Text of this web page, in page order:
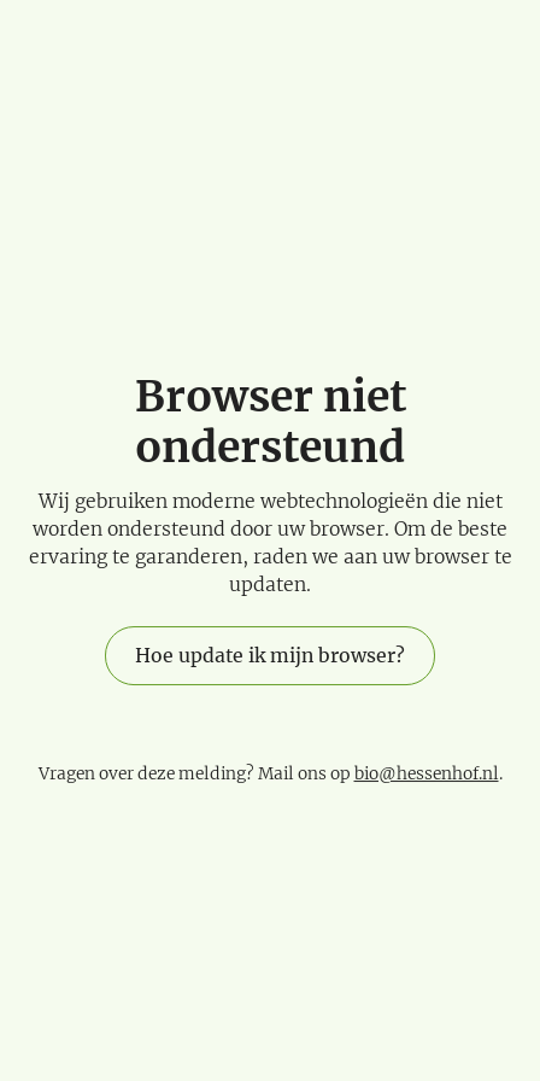
Browser niet
ondersteund
Wij gebruiken moderne webtechnologieën die niet
worden ondersteund door uw browser. Om de beste
ervaring te garanderen, raden we aan uw browser te
updaten.
Hoe update ik mijn browser?
Vragen over deze melding? Mail ons op bio@hessenhof.nl.